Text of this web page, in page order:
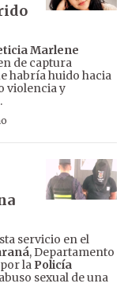
Marlene
de captura
habría huido hacia
violencia y
servicio en el
, Departamento
la Policía
sexual de una